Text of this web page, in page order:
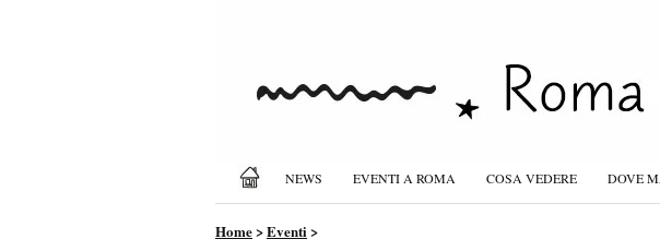
NEWS EVENTI A ROMA COSA VEDERE DOVE
Home>Eventi>